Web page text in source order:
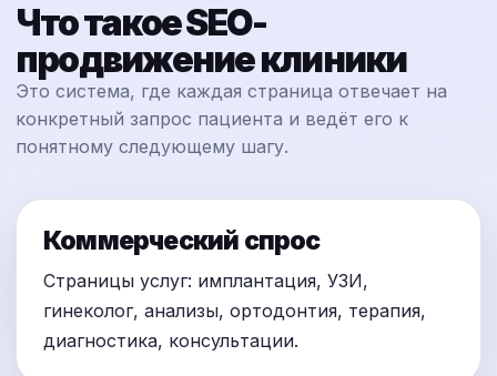
Что такое SEO-
продвижение клиники
Это система, где каждая страница отвечает на
конкретный запрос пациента и ведёт его к
понятному следующему шагу.
Коммерческий спрос
Страницы услуг: имплантация, УЗИ,
гинеколог, анализы, ортодонтия, терапия,
диагностика, консультации.